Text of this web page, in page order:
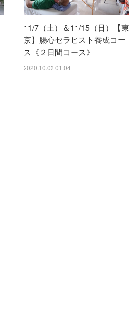
11/7（土）＆11/15（日）【東
京】腸心セラピスト養成コー
ス《２日間コース》
2020.10.02 01:04